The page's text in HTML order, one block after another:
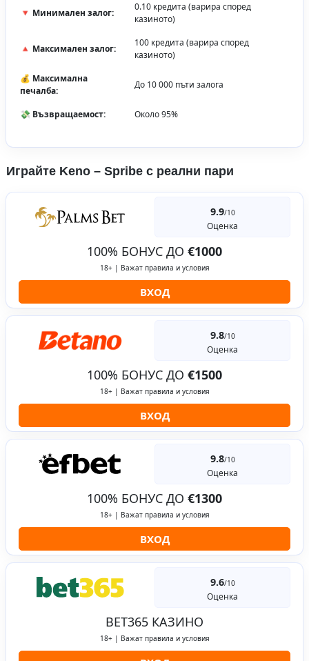
🔻 Минимален залог:
0.10 кредита (варира според
казиното)
🔺 Максимален залог:
100 кредита (варира според
казиното)
💰 Максимална
печалба:
До 10 000 пъти залога
💸 Възвращаемост: Около 95%
Играйте Keno – Spribe с реални пари
9.9/10
Оценка
100% БОНУС ДО €1000
18+ | Важат правила и условия
ВХОД
9.8/10
Оценка
100% БОНУС ДО €1500
18+ | Важат правила и условия
ВХОД
9.8/10
Оценка
100% БОНУС ДО €1300
18+ | Важат правила и условия
ВХОД
9.6/10
Оценка
BET365 КАЗИНО
18+ | Важат правила и условия